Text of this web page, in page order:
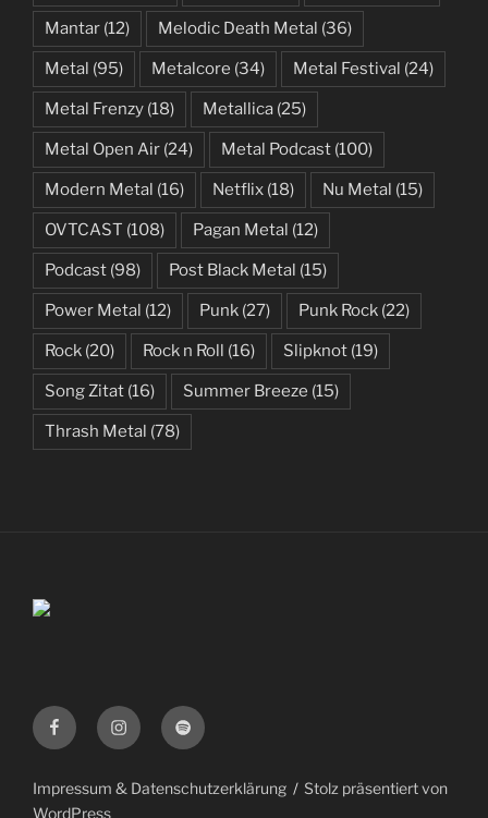
Mantar (12) Melodic Death Metal (36)
Metal (95) Metalcore (34) Metal Festival (24)
Metal Frenzy (18) Metallica (25)
Metal Open Air (24) Metal Podcast (100)
Modern Metal (16) Netflix (18) Nu Metal (15)
OVTCAST (108) Pagan Metal (12)
Podcast (98) Post Black Metal (15)
Power Metal (12) Punk (27) Punk Rock (22)
Rock (20) Rock n Roll (16) Slipknot (19)
Song Zitat (16) Summer Breeze (15)
Thrash Metal (78)
FacebookInstagramSpotify
Impressum & Datenschutzerklärung
Stolz präsentiert von
WordPress